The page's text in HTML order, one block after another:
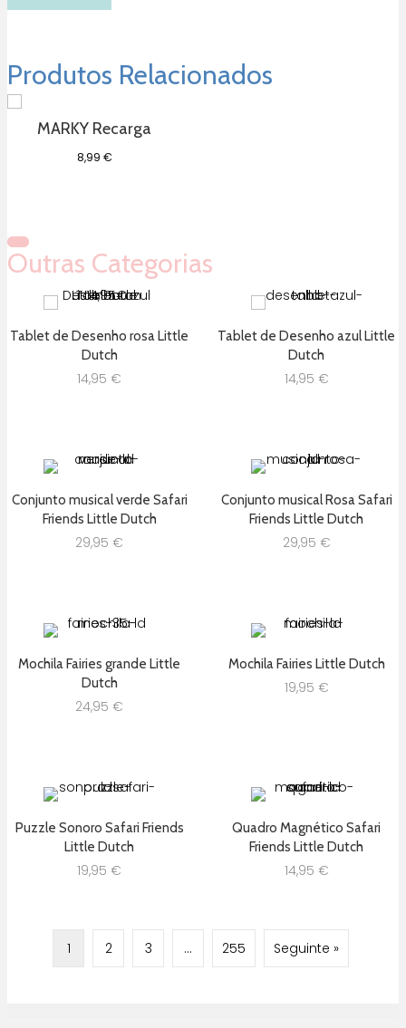
Produtos Relacionados
MARKY Recarga
8,99 €
Outras Categorias
Tablet de Desenho rosa Little
Dutch
14,95 €
Tablet de Desenho azul Little
Dutch
14,95 €
Conjunto musical verde Safari
Friends Little Dutch
29,95 €
Conjunto musical Rosa Safari
Friends Little Dutch
29,95 €
Mochila Fairies grande Little
Dutch
24,95 €
Mochila Fairies Little Dutch
19,95 €
Puzzle Sonoro Safari Friends
Little Dutch
19,95 €
Quadro Magnético Safari
Friends Little Dutch
14,95 €
1 2 3 … 255 Seguinte »